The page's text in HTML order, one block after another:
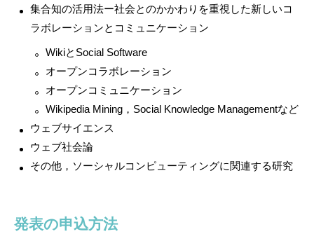
集合知の活用法ー社会とのかかわりを重視した新しいコ
ラボレーションとコミュニケーション
WikiとSocial Software
オープンコラボレーション
オープンコミュニケーション
Wikipedia Mining，Social Knowledge Managementなど
ウェブサイエンス
ウェブ社会論
その他，ソーシャルコンピューティングに関連する研究
発表の申込方法